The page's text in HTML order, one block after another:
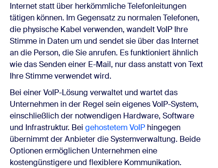
Internet statt über herkömmliche Telefonleitungen
tätigen können. Im Gegensatz zu normalen Telefonen,
die physische Kabel verwenden, wandelt VoIP Ihre
Stimme in Daten um und sendet sie über das Internet
an die Person, die Sie anrufen. Es funktioniert ähnlich
wie das Senden einer E-Mail, nur dass anstatt von Text
Ihre Stimme verwendet wird.
Bei einer VoIP-Lösung verwaltet und wartet das
Unternehmen in der Regel sein eigenes VoIP-System,
einschließlich der notwendigen Hardware, Software
und Infrastruktur. Bei gehostetem VoIP hingegen
übernimmt der Anbieter die Systemverwaltung. Beide
Optionen ermöglichen Unternehmen eine
kostengünstigere und flexiblere Kommunikation.